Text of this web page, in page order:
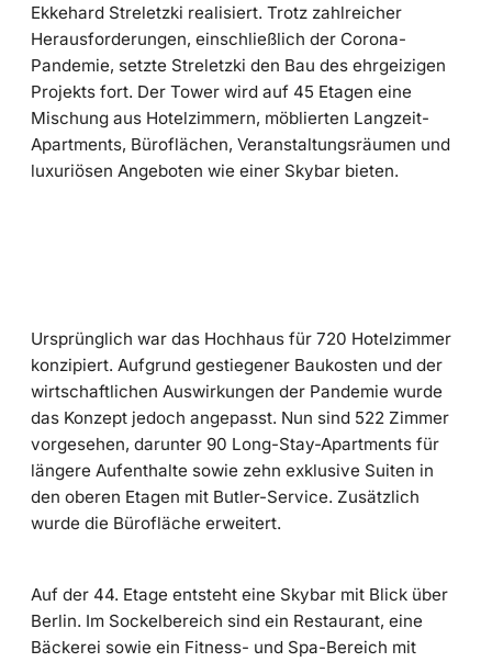
Ekkehard Streletzki realisiert. Trotz zahlreicher
Herausforderungen, einschließlich der Corona-
Pandemie, setzte Streletzki den Bau des ehrgeizigen
Projekts fort. Der Tower wird auf 45 Etagen eine
Mischung aus Hotelzimmern, möblierten Langzeit-
Apartments, Büroflächen, Veranstaltungsräumen und
luxuriösen Angeboten wie einer Skybar bieten.
Ursprünglich war das Hochhaus für 720 Hotelzimmer
konzipiert. Aufgrund gestiegener Baukosten und der
wirtschaftlichen Auswirkungen der Pandemie wurde
das Konzept jedoch angepasst. Nun sind 522 Zimmer
vorgesehen, darunter 90 Long-Stay-Apartments für
längere Aufenthalte sowie zehn exklusive Suiten in
den oberen Etagen mit Butler-Service. Zusätzlich
wurde die Bürofläche erweitert.
Auf der 44. Etage entsteht eine Skybar mit Blick über
Berlin. Im Sockelbereich sind ein Restaurant, eine
Bäckerei sowie ein Fitness- und Spa-Bereich mit